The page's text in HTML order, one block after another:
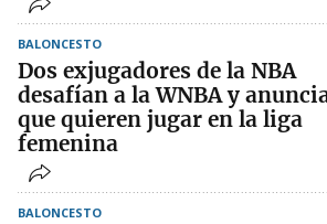
BALONCESTO
Dos exjugadores de la NBA
desafían a la WNBA y
que quieren jugar en la liga
femenina
BALONCESTO